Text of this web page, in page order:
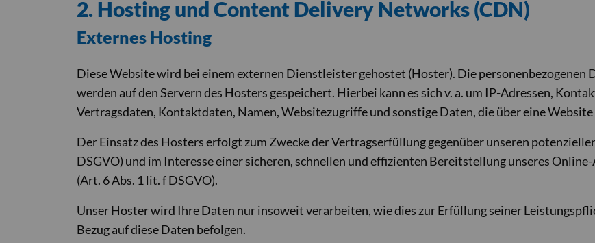
2. Hosting und Content Delivery Networks (CDN)
Externes Hosting
Diese Website wird bei einem externen Dienstleister gehostet (Hoster). Die personenbezogenen
werden auf den Servern des Hosters gespeichert. Hierbei kann es sich v. a. um IP-Adressen,
Vertragsdaten, Kontaktdaten, Namen, Websitezugriffe und sonstige Daten, die über eine
Der Einsatz des Hosters erfolgt zum Zwecke der Vertragserfüllung gegenüber unseren
DSGVO) und im Interesse einer sicheren, schnellen und effizienten Bereitstellung unseres
(Art. 6 Abs. 1 lit. f DSGVO).
Unser Hoster wird Ihre Daten nur insoweit verarbeiten, wie dies zur Erfüllung seiner
Bezug auf diese Daten befolgen.